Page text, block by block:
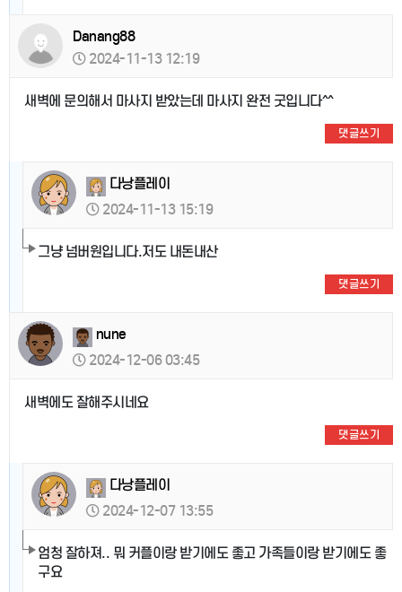
Danang88
2024-11-13 12:19
새벽에 문의해서 마사지 받았는데 마사지 완전 굿입니다^^
댓글쓰기
다낭플레이
2024-11-13 15:19
그냥 넘버원입니다.저도 내돈내산
댓글쓰기
nune
2024-12-06 03:45
새벽에도 잘해주시네요
댓글쓰기
다낭플레이
2024-12-07 13:55
엄청 잘하져.. 뭐 커플이랑 받기에도 좋고 가족들이랑 받기에도 좋
구요